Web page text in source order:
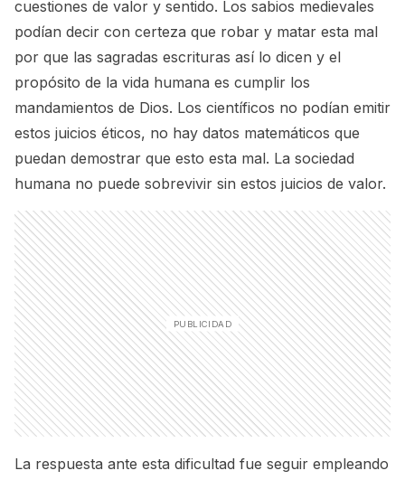
cuestiones de valor y sentido. Los sabios medievales
podían decir con certeza que robar y matar esta mal
por que las sagradas escrituras así lo dicen y el
propósito de la vida humana es cumplir los
mandamientos de Dios. Los científicos no podían emitir
estos juicios éticos, no hay datos matemáticos que
puedan demostrar que esto esta mal. La sociedad
humana no puede sobrevivir sin estos juicios de valor.
La respuesta ante esta dificultad fue seguir empleando